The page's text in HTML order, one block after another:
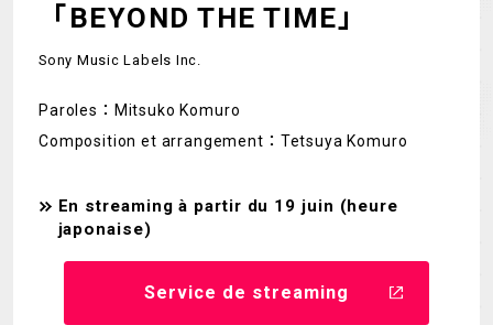
「BEYOND THE TIME」
Sony Music Labels Inc.
Paroles：Mitsuko Komuro
Composition et arrangement：Tetsuya Komuro
En streaming à partir du 19 juin (heure
japonaise)
Service de streaming